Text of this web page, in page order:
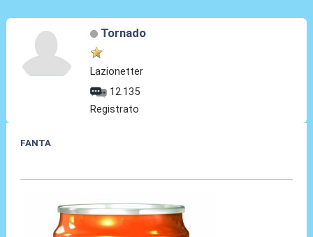
Tornado
Lazionetter
12.135
Registrato
FANTA